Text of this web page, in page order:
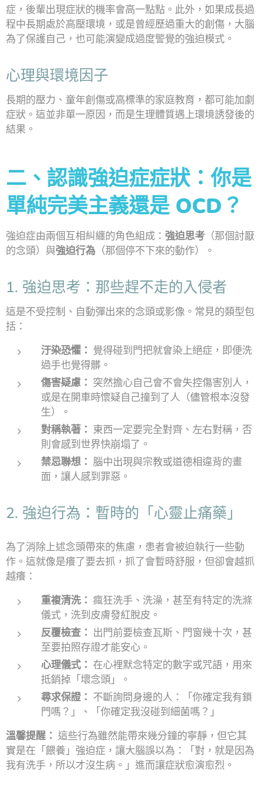
症，後輩出現症狀的機率會高一點點。此外，如果成長過
程中長期處於高壓環境，或是曾經歷過重大的創傷，大腦
為了保護自己，也可能演變成過度警覺的強迫模式。
心理與環境因子
長期的壓力、童年創傷或高標準的家庭教育，都可能加劇
症狀。這並非單一原因，而是生理體質遇上環境誘發後的
結果。
二、 認識強迫症症狀：你是
單純完美主義還是 OCD？
強迫症由兩個互相糾纏的角色組成： 強迫思考 （那個討厭
的念頭）與強迫行為 （那個停不下來的動作）。
1. 強迫思考：那些趕不走的入侵者
這是不受控制、自動彈出來的念頭或影像。常見的類型包
括：
汙染恐懼： 覺得碰到門把就會染上絕症，即便洗
過手也覺得髒。
傷害疑慮： 突然擔心自己會不會失控傷害別人，
或是在開車時懷疑自己撞到了人（儘管根本沒發
生）。
對稱執著： 東西一定要完全對齊、左右對稱，否
則會感到世界快崩塌了。
禁忌聯想： 腦中出現與宗教或道德相違背的畫
面，讓人感到罪惡。
2. 強迫行為：暫時的「心靈止痛藥」
為了消除上述念頭帶來的焦慮，患者會被迫執行一些動
作。這就像是癢了要去抓，抓了會暫時舒服，但卻會越抓
越癢：
重複清洗： 瘋狂洗手、洗澡，甚至有特定的洗滌
儀式，洗到皮膚發紅脫皮。
反覆檢查： 出門前要檢查瓦斯、門窗幾十次，甚
至要拍照存證才能安心。
心理儀式： 在心裡默念特定的數字或咒語，用來
抵銷掉「壞念頭」。
尋求保證： 不斷詢問身邊的人：「你確定我有鎖
門嗎？」、「你確定我沒碰到細菌嗎？」
溫馨提醒： 這些行為雖然能帶來幾分鐘的寧靜，但它其
實是在「餵養」強迫症，讓大腦誤以為：「對，就是因為
我有洗手，所以才沒生病。」進而讓症狀愈演愈烈。